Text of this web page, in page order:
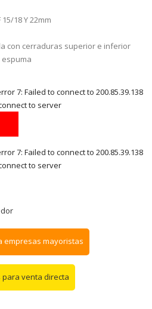
18 Y 22mm
con cerraduras superior e inferior
7: Failed to connect to 200.85.39.138
to server
7: Failed to connect to 200.85.39.138
to server
empresas mayoristas
venta directa